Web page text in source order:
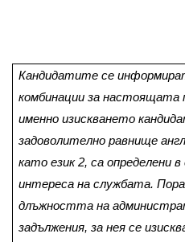
Кандидатите се
комбинации за настоящата
именно изискването
задоволително равнище
като език 2, са определени
интереса на службата.
длъжността на
задължения, за нея се